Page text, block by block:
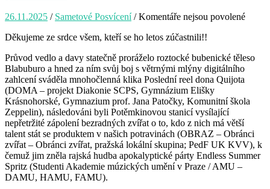
26.11.2025 / Sametové Posvícení /Komentáře nejsou povolené
Je
ročník
Děkujeme ze srdce všem, kteří se ho letos zúčastnili!!
Průvod vedlo a davy statečně proráželo roztocké bubenické těleso
Blabuburo a hned za ním svůj boj s větrnými mlýny digitálního
zahlcení sváděla mnohočlenná klika Poslední reel dona Quijota
(DOMA – projekt Diakonie SCPS, Gymnázium Elišky
Krásnohorské, Gymnazium prof. Jana Patočky, Komunitní škola
Zeppelin), následováni byli Potěmkinovou stanicí vysílající
nepřetržité zápolení bezradných zvířat o to, kdo z nich má větší
talent stát se produktem v našich potravinách (OBRAZ – Obránci
zvířat – Obránci zvířat, pražská lokální skupina; PedF UK KVV), k
čemuž jim zněla rajská hudba apokalyptické párty Endless Summer
Spritz (Studenti Akademie múzických umění v Praze / AMU –
DAMU, HAMU, FAMU).